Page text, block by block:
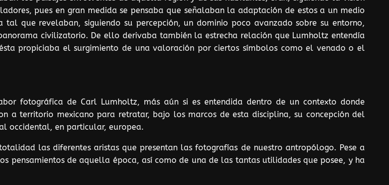
pues en gran medida se pensaba que señalaban la adaptación de estos a un medio
que revelaban, siguiendo su percepción, un dominio poco avanzado sobre su entorno,
civilizatorio. De ello derivaba también la estrecha relación que Lumholtz entendía
propiciaba el surgimiento de una valoración por ciertos símbolos como el venado o el
fotográfica de Carl Lumholtz, más aún si es entendida dentro de un contexto donde
a territorio mexicano para retratar, bajo los marcos de esta disciplina, su concepción del
occidental, en particular, europea.
las diferentes aristas que presentan las fotografías de nuestro antropólogo. Pese a
pensamientos de aquella época, así como de una de las tantas utilidades que posee, y ha